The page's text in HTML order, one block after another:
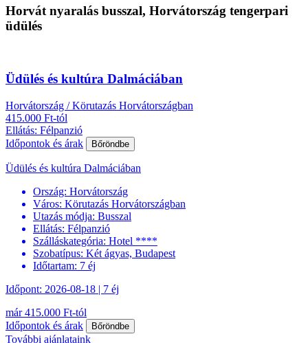
Horvát nyaralás busszal, Horvátország tengerpari
üdülés
Üdülés és kultúra Dalmáciában
Horvátország / Körutazás Horvátországban
415.000 Ft-tól
Ellátás: Félpanzió
Időpontok és árak
Bőröndbe
Üdülés és kultúra Dalmáciában
Ország: Horvátország
Város: Körutazás Horvátországban
Utazás módja: Busszal
Ellátás: Félpanzió
Szálláskategória: Hotel ****
Szobatípus: Két ágyas, Budapest
Időtartam: 7 éj
Időpont: 2026-08-18 | 7 éj
már 415.000 Ft-tól
Időpontok és árak
Bőröndbe
További ajánlataink